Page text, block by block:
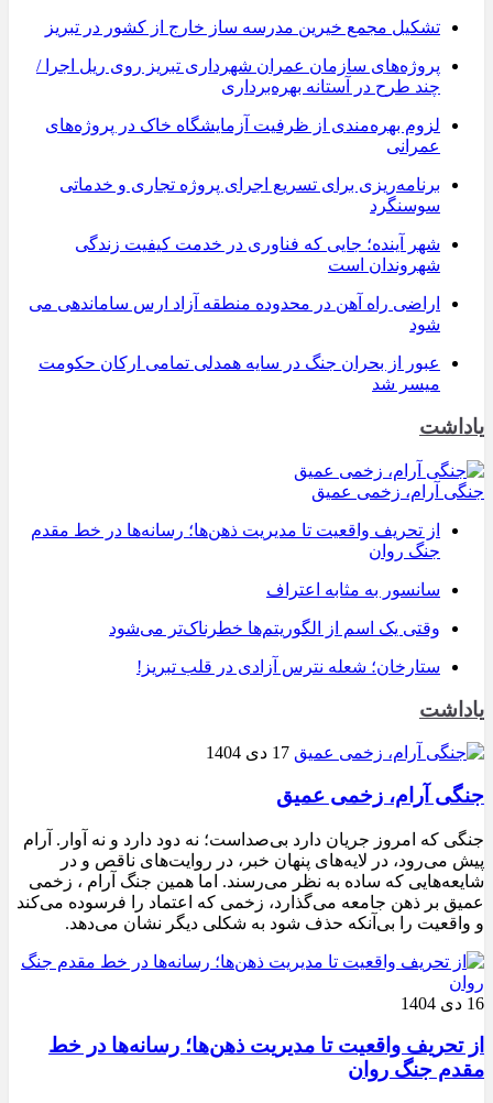
تشکیل مجمع خیرین مدرسه ‌ساز خارج از کشور در تبریز
پروژه‌های سازمان عمران شهرداری تبریز روی ریل اجرا /
چند طرح در آستانه بهره‌برداری
لزوم بهره‌مندی از ظرفیت آزمایشگاه خاک در پروژه‌های
عمرانی
برنامه‌ریزی برای تسریع اجرای پروژه تجاری و خدماتی
سوسنگرد
شهر آینده؛ جایی که فناوری در خدمت کیفیت زندگی
شهروندان است
اراضی راه آهن در محدوده منطقه آزاد ارس ساماندهی می
شود
عبور از بحران جنگ در سایه همدلی تمامی ارکان حکومت
میسر شد
یاداشت
جنگی آرام، زخمی عمیق
از تحریف واقعیت تا مدیریت ذهن‌ها؛ رسانه‌ها در خط مقدم
جنگ روان
سانسور به مثابه اعتراف
وقتی یک اسم از الگوریتم‌ها خطرناک‌تر می‌شود
ستارخان؛ شعله نترس آزادی در قلب تبریز!
یاداشت
17 دی 1404
جنگی آرام، زخمی عمیق
جنگی که امروز جریان دارد بی‌صداست؛ نه دود دارد و نه آوار. آرام
پیش می‌رود، در لایه‌های پنهان خبر، در روایت‌های ناقص و در
شایعه‌هایی که ساده به نظر می‌رسند. اما همین جنگ آرام ، زخمی
عمیق بر ذهن جامعه می‌گذارد، زخمی که اعتماد را فرسوده می‌کند
و واقعیت را بی‌آنکه حذف شود به شکلی دیگر نشان می‌دهد.
16 دی 1404
از تحریف واقعیت تا مدیریت ذهن‌ها؛ رسانه‌ها در خط
مقدم جنگ روان